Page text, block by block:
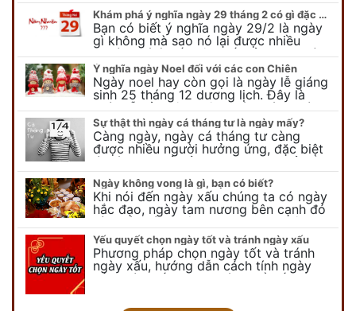
Khám phá ý nghĩa ngày 29 tháng 2 có gì đặc biệt?
Bạn có biết ý nghĩa ngày 29/2 là ngày
gì không mà sao nó lại được nhiều
người chú ý đến vậy. Tất cả mọi người
đều cho rằng đây…
Ý nghĩa ngày Noel đối với các con Chiên
Ngày noel hay còn gọi là ngày lễ giáng
sinh 25 tháng 12 dương lịch. Đây là
ngày lễ của bên thiên chúa giáo, ngày
lễ thiên chúa giáng sinh,…
Sự thật thì ngày cá tháng tư là ngày mấy?
Càng ngày, ngày cá tháng tư càng
được nhiều người hưởng ứng, đặc biệt
là các bạn trẻ bởi họ sẽ nghĩ ra đủ trò
vui chơi, tinh nghịch, hài…
Ngày không vong là gì, bạn có biết?
Khi nói đến ngày xấu chúng ta có ngày
hắc đạo, ngày tam nương bên cạnh đó
còn có ngày không vong. Tuy nhiên khi
nói đến ngày không vong…
Yếu quyết chọn ngày tốt và tránh ngày xấu
Phương pháp chọn ngày tốt và tránh
ngày xấu, hướng dẫn cách tính ngày
tốt, ngày xấu trong tháng để tiến hành